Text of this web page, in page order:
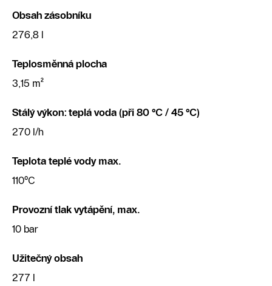
Obsah zásobníku
276,8 l
Teplosměnná plocha
3,15 m²
Stálý výkon: teplá voda (při 80 °C / 45 °C)
270 l/h
Teplota teplé vody max.
110°C
Provozní tlak vytápění, max.
10 bar
Užitečný obsah
277 l